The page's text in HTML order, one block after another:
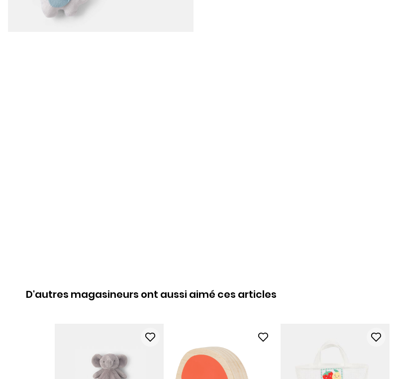
D'autres magasineurs ont aussi aimé ces articles